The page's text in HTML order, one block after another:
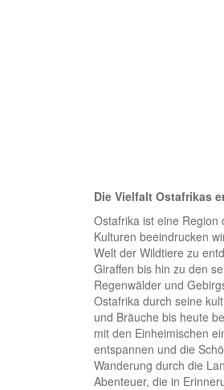
Die Vielfalt Ostafrikas
Ostafrika ist eine
Kulturen beeindrucken
Welt der Wildtiere zu
Giraffen bis hin zu den
Regenwälder und
Ostafrika durch seine
und Bräuche bis heute
mit den Einheimischen
entspannen und die
Wanderung durch die
Abenteuer, die in